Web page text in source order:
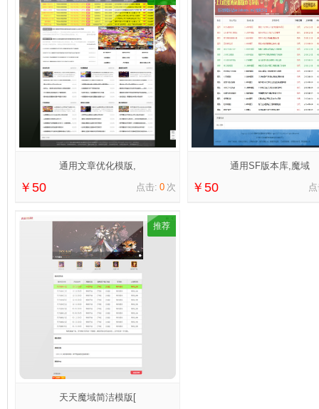
通用文章优化模版,
￥50 点击: 0 次
通用SF版本库,魔域
￥50
推荐
天天魔域简洁模版[